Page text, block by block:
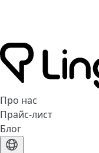
Про нас
Прайс-лист
Блог